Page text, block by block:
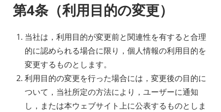
第4条（利用目的の変更）
当社は，利用目的が変更前と関連性を有すると合理
的に認められる場合に限り，個人情報の利用目的を
変更するものとします。
利用目的の変更を行った場合には，変更後の目的に
ついて，当社所定の方法により，ユーザーに通知
し，または本ウェブサイト上に公表するものとしま